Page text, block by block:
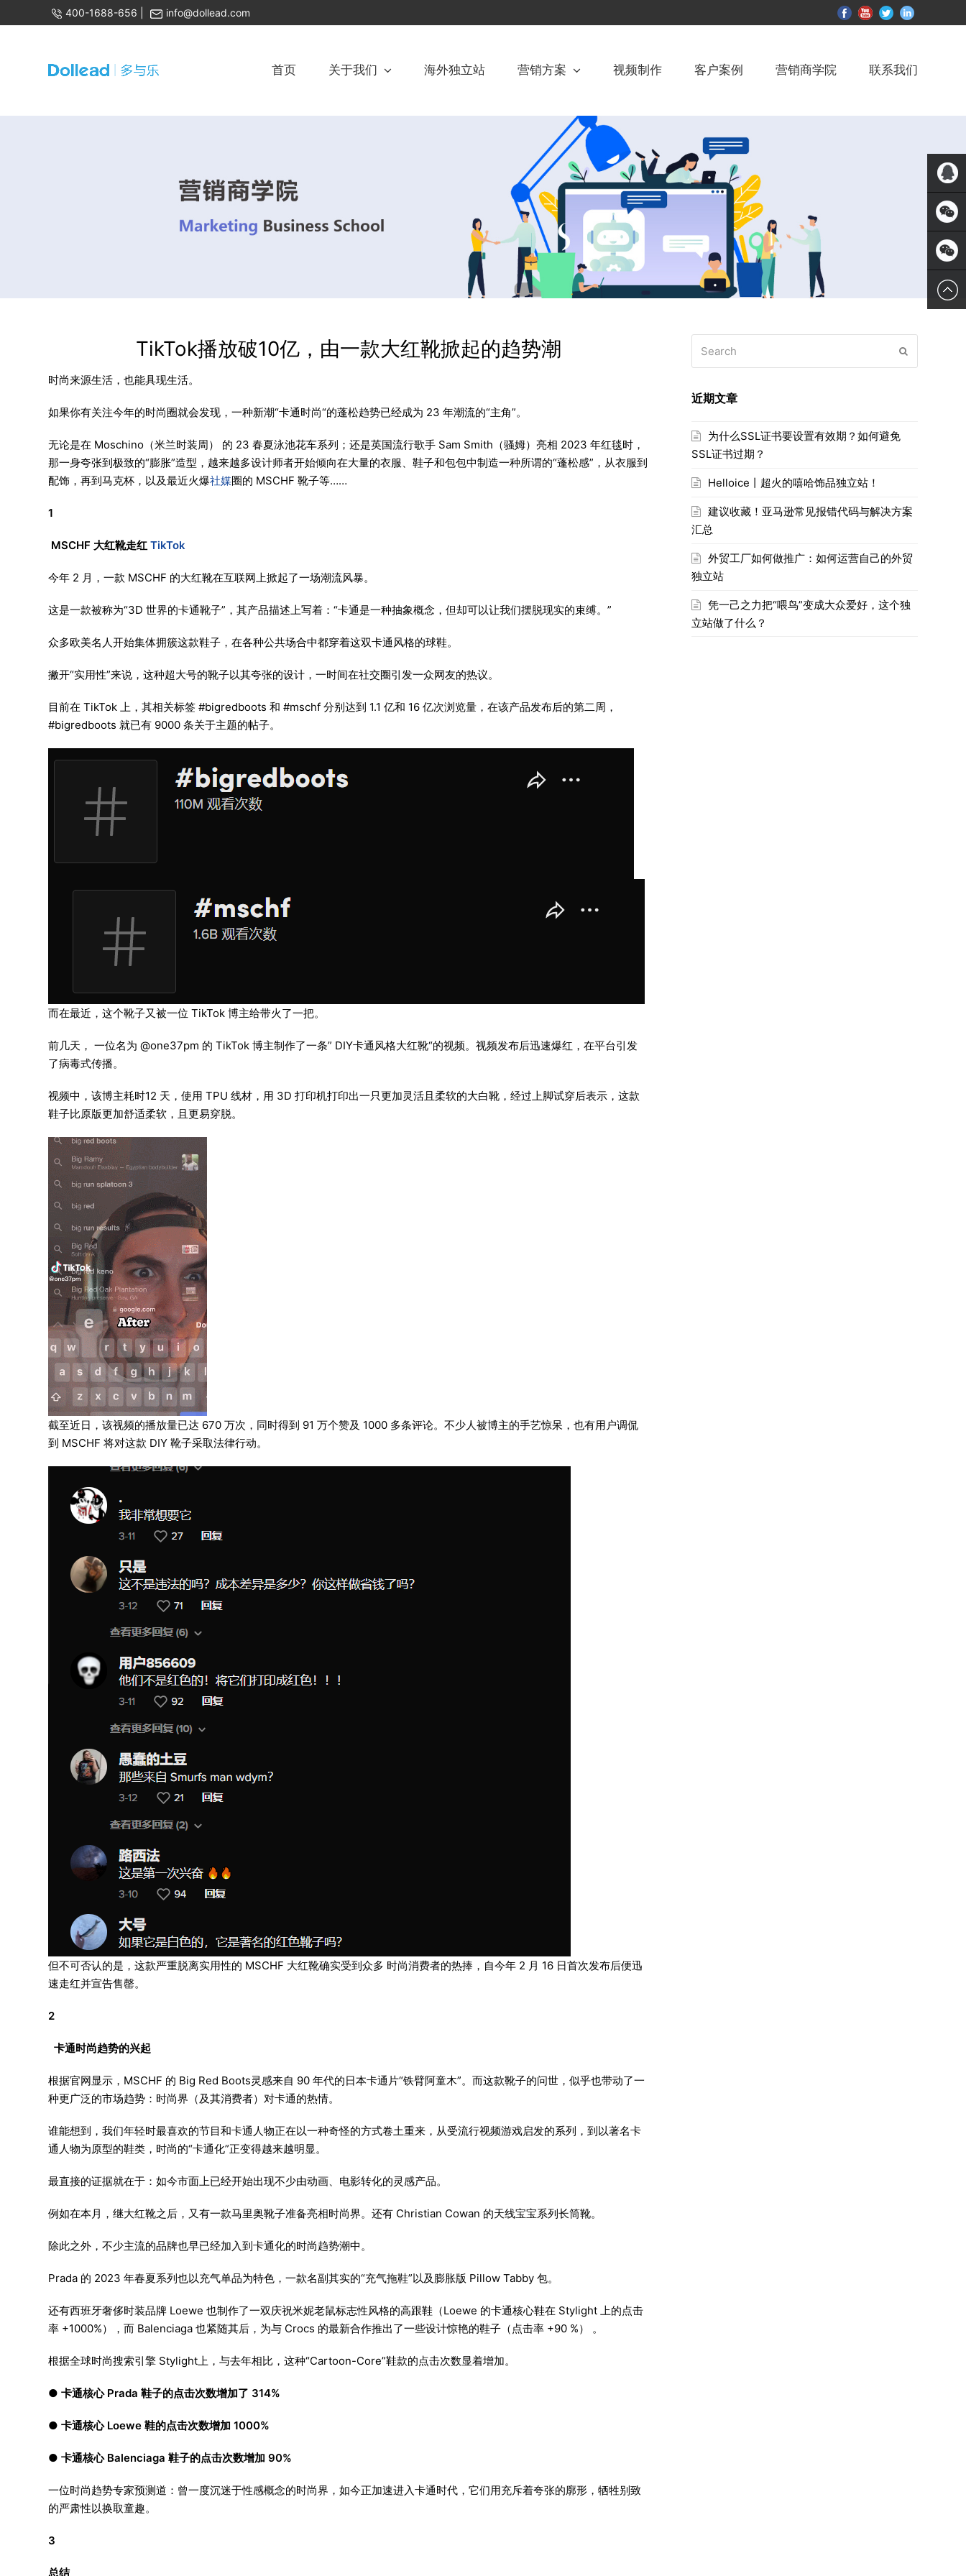
400-1688-656 info@dollead.com
首页 关于我们 海外独立站 营销方案 视频制作 客户案例 营销商学院 联系我们
TikTok播放破10亿，由一款大红靴掀起的趋势潮
时尚来源生活，也能具现生活。
如果你有关注今年的时尚圈就会发现，一种新潮“卡通时尚“的蓬松趋势已经成为 23 年潮流的“主角”。
无论是在 Moschino（米兰时装周） 的 23 春夏泳池花车系列；还是英国流行歌手 Sam Smith（骚姆）亮相 2023 年红毯时，
那一身夸张到极致的“膨胀”造型，越来越多设计师者开始倾向在大量的衣服、鞋子和包包中制造一种所谓的“蓬松感”，从衣服到
配饰，再到马克杯，以及最近火爆社媒圈的 MSCHF 靴子等……
1
MSCHF 大红靴走红TikTok
今年 2 月，一款 MSCHF 的大红靴在互联网上掀起了一场潮流风暴。
这是一款被称为“3D 世界的卡通靴子”，其产品描述上写着：“卡通是一种抽象概念，但却可以让我们摆脱现实的束缚。”
众多欧美名人开始集体拥簇这款鞋子，在各种公共场合中都穿着这双卡通风格的球鞋。
撇开“实用性”来说，这种超大号的靴子以其夸张的设计，一时间在社交圈引发一众网友的热议。
目前在 TikTok 上，其相关标签 #bigredboots 和 #mschf 分别达到 1.1 亿和 16 亿次浏览量，在该产品发布后的第二周，
#bigredboots 就已有 9000 条关于主题的帖子。
而在最近，这个靴子又被一位 TikTok 博主给带火了一把。
前几天， 一位名为 @one37pm 的 TikTok 博主制作了一条” DIY卡通风格大红靴“的视频。视频发布后迅速爆红，在平台引发
了病毒式传播。
视频中，该博主耗时12 天，使用 TPU 线材，用 3D 打印机打印出一只更加灵活且柔软的大白靴，经过上脚试穿后表示，这款
鞋子比原版更加舒适柔软，且更易穿脱。
截至近日，该视频的播放量已达 670 万次，同时得到 91 万个赞及 1000 多条评论。不少人被博主的手艺惊呆，也有用户调侃
到 MSCHF 将对这款 DIY 靴子采取法律行动。
但不可否认的是，这款严重脱离实用性的 MSCHF 大红靴确实受到众多 时尚消费者的热捧，自今年 2 月 16 日首次发布后便迅
速走红并宣告售罄。
2
卡通时尚趋势的兴起
根据官网显示，MSCHF 的 Big Red Boots灵感来自 90 年代的日本卡通片“铁臂阿童木”。而这款靴子的问世，似乎也带动了一
种更广泛的市场趋势：时尚界（及其消费者）对卡通的热情。
谁能想到，我们年轻时最喜欢的节目和卡通人物正在以一种奇怪的方式卷土重来，从受流行视频游戏启发的系列，到以著名卡
通人物为原型的鞋类，时尚的“卡通化”正变得越来越明显。
最直接的证据就在于：如今市面上已经开始出现不少由动画、电影转化的灵感产品。
例如在本月，继大红靴之后，又有一款马里奥靴子准备亮相时尚界。还有 Christian Cowan 的天线宝宝系列长筒靴。
除此之外，不少主流的品牌也早已经加入到卡通化的时尚趋势潮中。
Prada 的 2023 年春夏系列也以充气单品为特色，一款名副其实的“充气拖鞋”以及膨胀版 Pillow Tabby 包。
还有西班牙奢侈时装品牌 Loewe 也制作了一双庆祝米妮老鼠标志性风格的高跟鞋（Loewe 的卡通核心鞋在 Stylight 上的点击
率 +1000%），而 Balenciaga 也紧随其后，为与 Crocs 的最新合作推出了一些设计惊艳的鞋子（点击率 +90 %） 。
根据全球时尚搜索引擎 Stylight上，与去年相比，这种“Cartoon-Core”鞋款的点击次数显着增加。
●卡通核心 Prada 鞋子的点击次数增加了 314%
● 卡通核心 Loewe 鞋的点击次数增加 1000%
● 卡通核心 Balenciaga 鞋子的点击次数增加 90%
一位时尚趋势专家预测道：曾一度沉迷于性感概念的时尚界，如今正加速进入卡通时代，它们用充斥着夸张的廓形，牺牲别致
的严肃性以换取童趣。
3
总结
近期文章
为什么SSL证书要设置有效期？如何避免
SSL证书过期？
Helloice丨超火的嘻哈饰品独立站！
建议收藏！亚马逊常见报错代码与解决方案
汇总
外贸工厂如何做推广：如何运营自己的外贸
独立站
凭一己之力把“喂鸟”变成大众爱好，这个独
立站做了什么？
QQ客服